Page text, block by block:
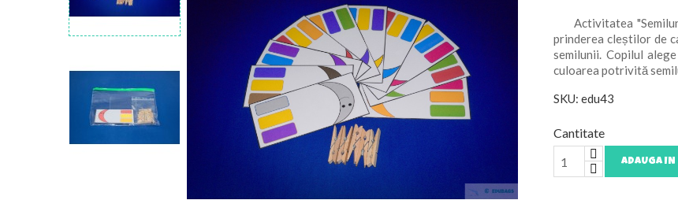
Activitatea
prinderea cleștilor de
semilunii. Copilul
culoarea potrivită
SKU: edu43
Cantitate
ADAUGA IN